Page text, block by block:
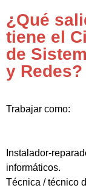
¿Qué
tiene el
de
y Redes?
Trabajar como:
Instalador-
informáticos.
Técnica / técnico